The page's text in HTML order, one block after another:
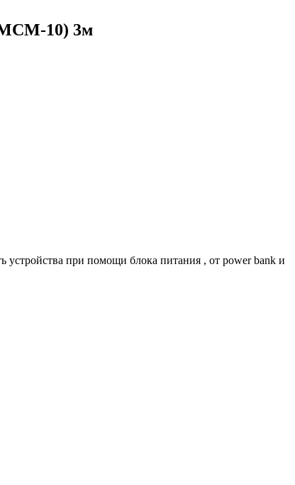
10) 3м
устройства при помощи блока питания , от power bank и